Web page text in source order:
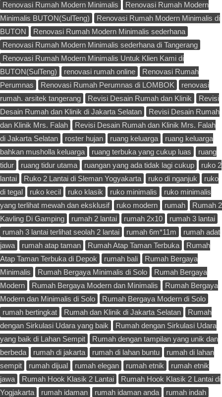
Renovasi Rumah Modern Minimalis
Renovasi Rumah Modern
Minimalis BUTON(SulTeng)
Renovasi Rumah Modern Minimalis di
BUTON
Renovasi Rumah Modern Minimalis sederhana
Renovasi Rumah Modern Minimalis sederhana di Tangerang
Renovasi Rumah Modern Minimalis Untuk Klien Kami di
BUTON(SulTeng)
renovasi rumah online
Renovasi Rumah
Perumnas
Renovasi Rumah Perumnas di LOMBOK
renovasi
rumah. arsitek tangerang
Revisi Desain Rumah dan Klinik
Revisi
Desain Rumah dan Klinik di Jakarta Selatan
Revisi Desain Rumah
dan Klinik Mrs. Falah
Revisi Desain Rumah dan Klinik Mrs. Falah
di Jakarta Selatan
roster hujan ruang keluarga
ruang keluarga
bahkan musholla keluarga
ruang terbuka yang cukup luas
ruang
tidur
ruang tidur utama ruangan yang ada tidak lagi cukup
ruko 2
lantai
Ruko 2 Lantai di Sleman Yogyakarta ruko di nganjuk
ruko
di tegal
ruko kecil ruko klasik ruko minimalis
ruko minimalis
yang terlihat mewah dan eksklusif
ruko modern rumah
Rumah 2
Kavling Di Gamping
rumah 2 lantai rumah 2x10
rumah 3 lantai
rumah 3 lantai terlihat seolah 2 lantai
rumah 6m*11m
rumah adat
jawa
rumah atap taman Rumah Atap Taman Terbuka
Rumah
Atap Taman Terbuka di Depok
rumah bali
Rumah Bergaya
Minimalis
Rumah Bergaya Minimalis di Solo
Rumah Bergaya
Modern
Rumah Bergaya Modern dan Minimalis
Rumah Bergaya
Modern dan Minimalis di Solo
Rumah Bergaya Modern di Solo
rumah bertingkat
Rumah dan Klinik di Jakarta Selatan
Rumah
dengan Sirkulasi Udara yang baik
Rumah dengan Sirkulasi Udara
yang baik di Lahan Sempit
Rumah dengan tampilan yang unik dan
berbeda
rumah di jakarta rumah di lahan buntu
rumah di lahan
sempit
rumah dijual rumah elegan rumah etnik
rumah etnik
jawa
Rumah Hook Klasik 2 Lantai
Rumah Hook Klasik 2 Lantai di
Yogjakarta
rumah idaman rumah idaman anda
rumah indah